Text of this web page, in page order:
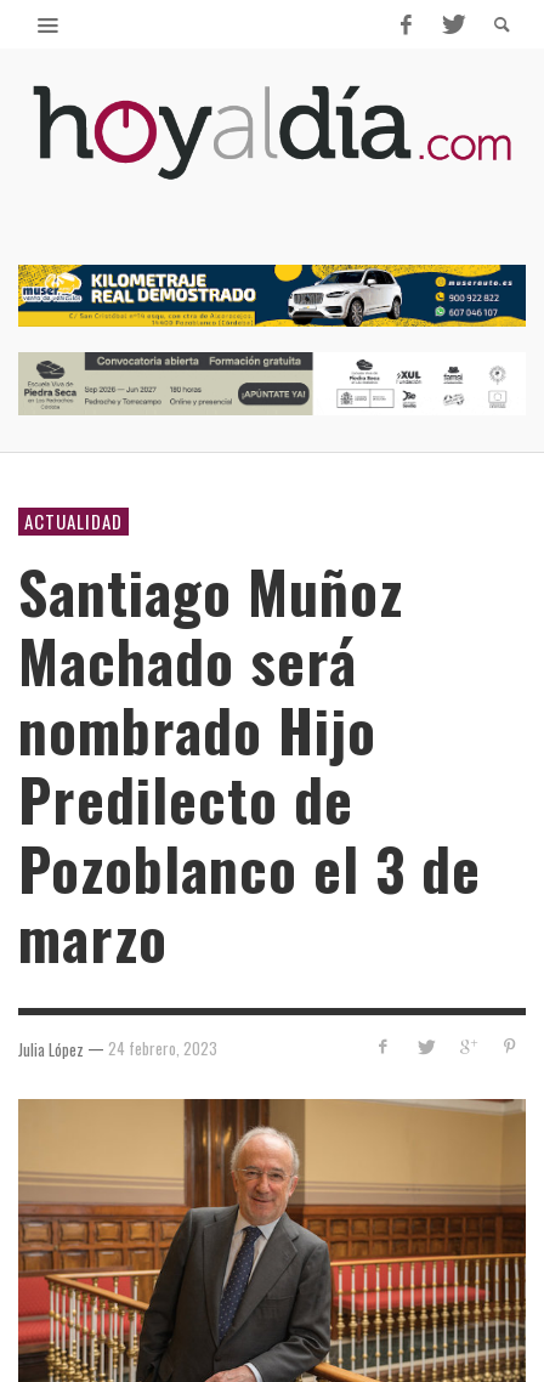
ACTUALIDAD
Santiago Muñoz
Machado será
nombrado Hijo
Predilecto de
Pozoblanco el 3 de
marzo
Julia López — 24 febrero, 2023